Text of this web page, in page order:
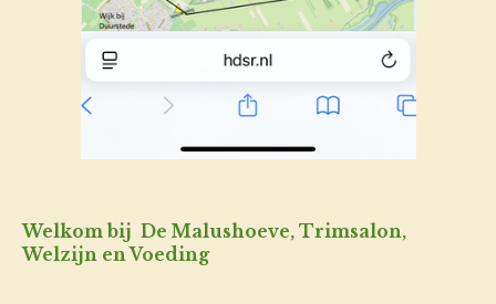
Welkom bij De Malushoeve, Trimsalon,
Welzijn en Voeding